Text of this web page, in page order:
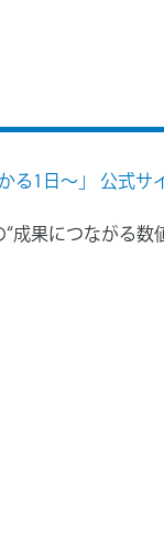
る1日～」 公式サ
成果につながる数